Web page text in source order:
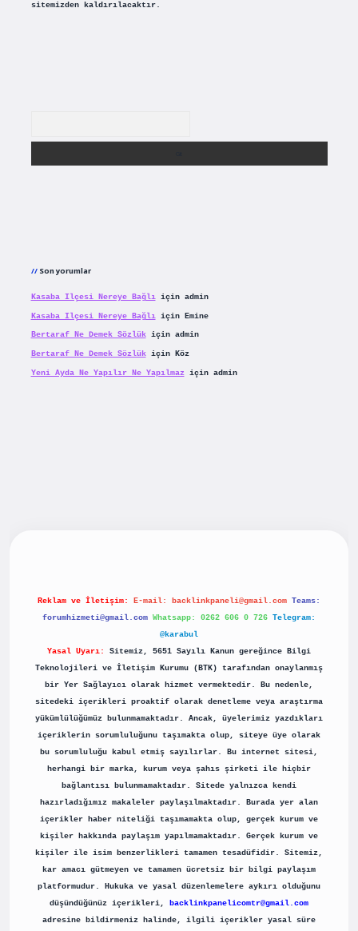
sitemizden kaldırılacaktır.
Son yorumlar
Kasaba Ilçesi Nereye Bağlıiçin admin
Kasaba Ilçesi Nereye Bağlıiçin Emine
Bertaraf Ne Demek Sözlükiçin admin
Bertaraf Ne Demek Sözlükiçin Köz
Yeni Ayda Ne Yapılır Ne Yapılmaziçin admin
Reklam ve İletişim: E-mail: backlinkpaneli@gmail.com Teams:
forumhizmeti@gmail.com Whatsapp: 0262 606 0 726 Telegram:
@karabul
Yasal Uyarı:
Sitemiz, 5651 Sayılı Kanun gereğince Bilgi
Teknolojileri ve İletişim Kurumu (BTK) tarafından onaylanmış
bir Yer Sağlayıcı olarak hizmet vermektedir. Bu nedenle,
sitedeki içerikleri proaktif olarak denetleme veya araştırma
yükümlülüğümüz bulunmamaktadır. Ancak, üyelerimiz yazdıkları
içeriklerin sorumluluğunu taşımakta olup, siteye üye olarak
bu sorumluluğu kabul etmiş sayılırlar. Bu internet sitesi,
herhangi bir marka, kurum veya şahıs şirketi ile hiçbir
bağlantısı bulunmamaktadır. Sitede yalnızca kendi
hazırladığımız makaleler paylaşılmaktadır. Burada yer alan
içerikler haber niteliği taşımamakta olup, gerçek kurum ve
kişiler hakkında paylaşım yapılmamaktadır. Gerçek kurum ve
kişiler ile isim benzerlikleri tamamen tesadüfidir. Sitemiz,
kar amacı gütmeyen ve tamamen ücretsiz bir bilgi paylaşım
platformudur. Hukuka ve yasal düzenlemelere aykırı olduğunu
düşündüğünüz içerikleri,
backlinkpanelicomtr@gmail.com
adresine bildirmeniz halinde, ilgili içerikler yasal süre